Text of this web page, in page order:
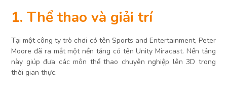
1. Thể thao và giải trí
Tại một công ty trò chơi có tên Sports and Entertainment, Peter
Moore đã ra mắt một nền tảng có tên Unity Miracast. Nền tảng
này giúp đưa các môn thể thao chuyên nghiệp lên 3D trong
thời gian thực.